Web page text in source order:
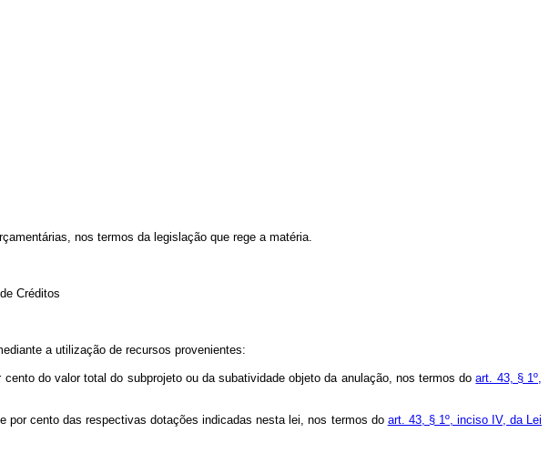
nos termos da legislação que rege a matéria.
Créditos
a utilização de recursos provenientes:
do valor total do subprojeto ou da subatividade objeto da anulação, nos termos doart. 43, § 1º,
por cento das respectivas dotações indicadas nesta lei, nos termos do art. 43, § 1º, inciso IV, da Lei